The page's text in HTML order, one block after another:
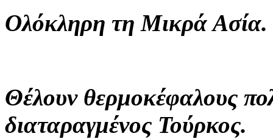
Ολόκληρη τη Μικρά Ασία.
Θέλουν θερμοκέφαλους
διαταραγμένος Τούρκος.